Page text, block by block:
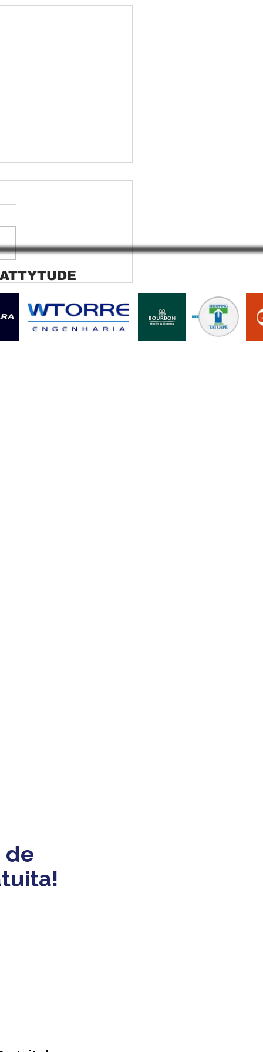
rolo tela solar
SP Cortina rolo tela
Jaguara SP
de